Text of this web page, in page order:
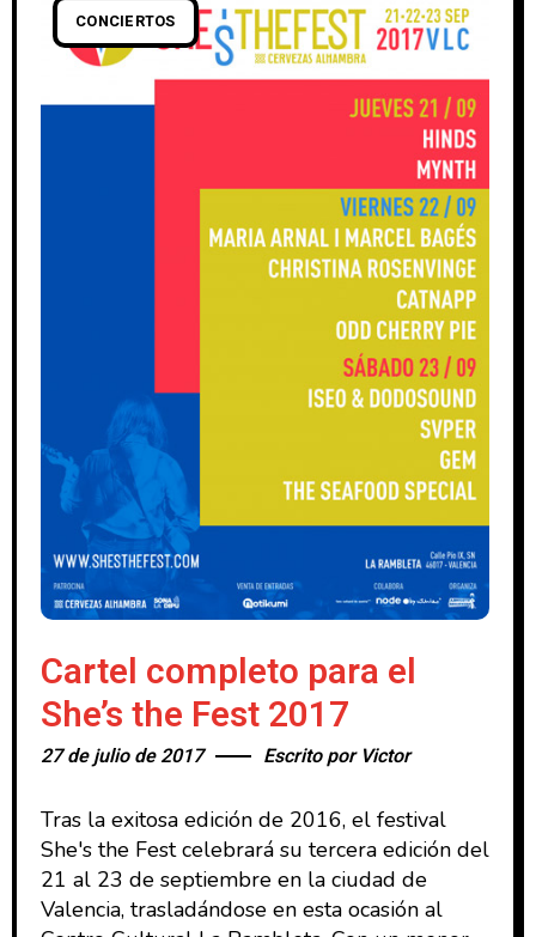
CONCIERTOS
Cartel completo para el
She’s the Fest 2017
27 de julio de 2017 Escrito por Victor
Tras la exitosa edición de 2016, el festival
She's the Fest celebrará su tercera edición del
21 al 23 de septiembre en la ciudad de
Valencia, trasladándose en esta ocasión al